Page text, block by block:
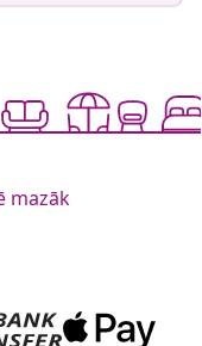
mazāk